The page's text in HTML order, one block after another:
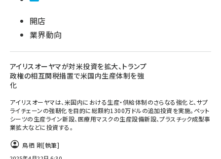
開店
業界動向
アイリスオーヤマが対米投資を拡大、トランプ
政権の相互関税措置で米国内生産体制を強
化
アイリスオーヤマは、米国内における生産・供給体制のさらなる強化と、サプ
ライチェーンの強靭化を目的に総額約1300万ドルの追加投資を実施。ペット
シーツの生産ライン新設、医療用マスクの生産設備新設、プラスチック成型事
業拡大などに投資する。
鳥栖 剛[執筆]